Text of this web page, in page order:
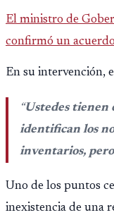
El ministro de
confirmó un
opere en
Público.
En su intervención,
“Ustedes tienen
identifican los
inventarios,
Uno de los puntos
inexistencia de una